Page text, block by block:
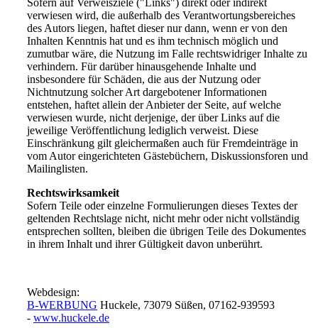
verwiesen wird, die außerhalb des Verantwortungsbereiches
des Autors liegen, haftet dieser nur dann, wenn er von den
Inhalten Kenntnis hat und es ihm technisch möglich und
zumutbar wäre, die Nutzung im Falle rechtswidriger Inhalte zu
verhindern. Für darüber hinausgehende Inhalte und
insbesondere für Schäden, die aus der Nutzung oder
Nichtnutzung solcher Art dargebotener Informationen
entstehen, haftet allein der Anbieter der Seite, auf welche
verwiesen wurde, nicht derjenige, der über Links auf die
jeweilige Veröffentlichung lediglich verweist. Diese
Einschränkung gilt gleichermaßen auch für Fremdeinträge in
vom Autor eingerichteten Gästebüchern, Diskussionsforen und
Mailinglisten.
Rechtswirksamkeit
Sofern Teile oder einzelne Formulierungen dieses Textes der
geltenden Rechtslage nicht, nicht mehr oder nicht vollständig
entsprechen sollten, bleiben die übrigen Teile des Dokumentes
in ihrem Inhalt und ihrer Gültigkeit davon unberührt.
Webdesign:
B-WERBUNG Huckele, 73079 Süßen, 07162-939593
- www.huckele.de